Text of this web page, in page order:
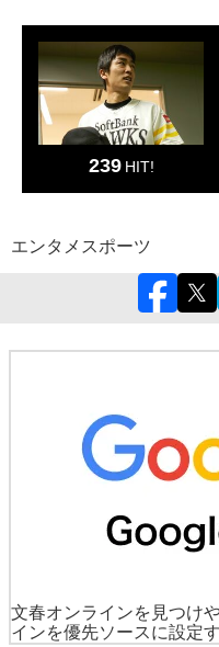
239 HIT!
エンタメ スポーツ
文春オンラインを見つけ
インを優先ソースに設定す